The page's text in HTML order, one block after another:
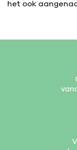
het ook